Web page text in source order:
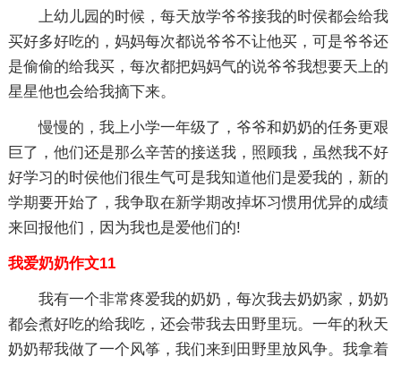
上幼儿园的时候，每天放学爷爷接我的时侯都会给我
买好多好吃的，妈妈每次都说爷爷不让他买，可是爷爷还
是偷偷的给我买，每次都把妈妈气的说爷爷我想要天上的
星星他也会给我摘下来。
慢慢的，我上小学一年级了，爷爷和奶奶的任务更艰
巨了，他们还是那么辛苦的接送我，照顾我，虽然我不好
好学习的时侯他们很生气可是我知道他们是爱我的，新的
学期要开始了，我争取在新学期改掉坏习惯用优异的成绩
来回报他们，因为我也是爱他们的!
我爱奶奶作文11
我有一个非常疼爱我的奶奶，每次我去奶奶家，奶奶
都会煮好吃的给我吃，还会带我去田野里玩。一年的秋天
奶奶帮我做了一个风筝，我们来到田野里放风争。我拿着